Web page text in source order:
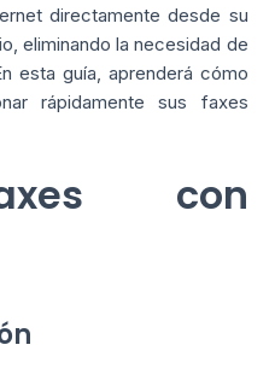
directamente desde su
eliminando la necesidad de
esta guía, aprenderá cómo
rápidamente sus faxes
con